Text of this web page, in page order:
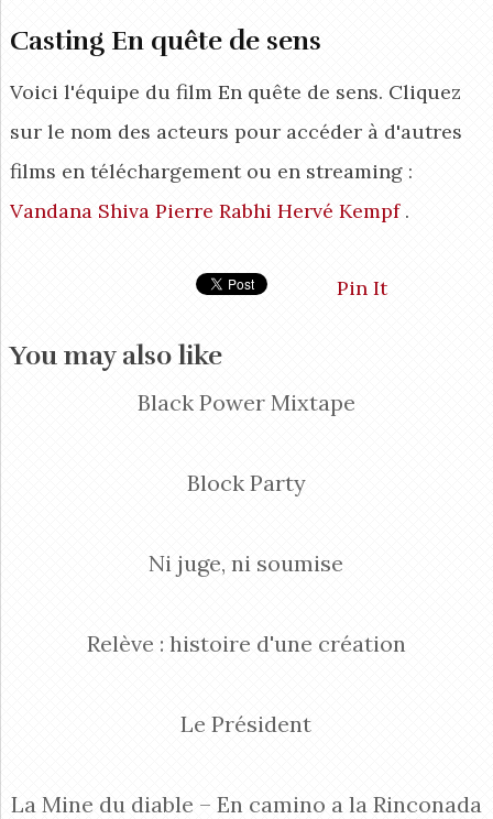
Casting En quête de sens
Voici l'équipe du film En quête de sens. Cliquez
sur le nom des acteurs pour accéder à d'autres
films en téléchargement ou en streaming :
Vandana Shiva Pierre Rabhi Hervé Kempf.
Pin It
You may also like
Black Power Mixtape
Block Party
Ni juge, ni soumise
Relève : histoire d'une création
Le Président
La Mine du diable – En camino a la Rinconada